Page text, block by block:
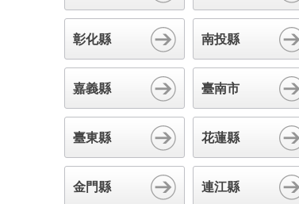
彰化縣 南投縣
嘉義縣 臺南市
臺東縣 花蓮縣
金門縣 連江縣